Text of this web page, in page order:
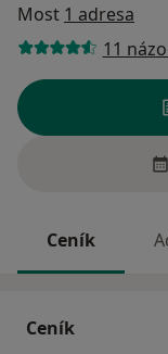
Most 1 adresa
11
Ceník
Ceník